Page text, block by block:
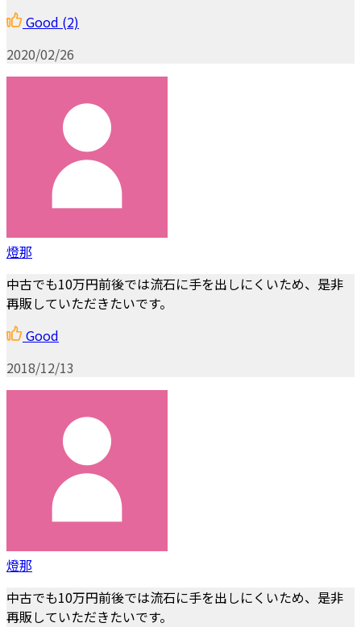
Good (2)
2020/02/26
燈那
中古でも10万円前後では流石に手を出しにくいため、是非
再販していただきたいです。
Good
2018/12/13
燈那
中古でも10万円前後では流石に手を出しにくいため、是非
再販していただきたいです。